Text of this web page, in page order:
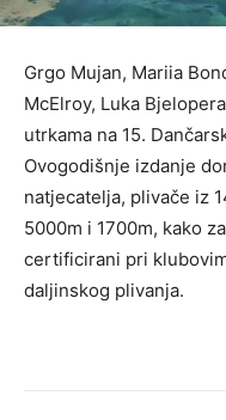
Grgo Mujan, Mariia
McElroy, Luka
utrkama na 15.
Ovogodišnje izdanje
natjecatelja, plivače iz
5000m i 1700m, kako
certificirani pri
daljinskog plivanja.